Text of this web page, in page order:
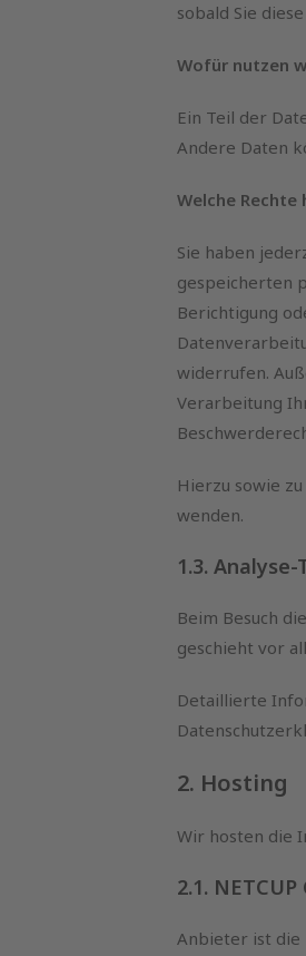
sobald Sie
Wofür nutzen
Ein Teil der
Andere Daten
Welche Rechte
Sie haben
gespeicherten
Berichtigung
widerrufen.
Verarbeitung
Hierzu sowie
wenden.
1.3.
Beim Besuch
geschieht vor
Detaillierte
2. Hosting
Wir hosten die
2.1.
Anbieter ist die